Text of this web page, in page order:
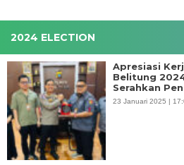
2024 ELECTION
Apresiasi
Belitung
Serahkan
23 Januari 2025 |